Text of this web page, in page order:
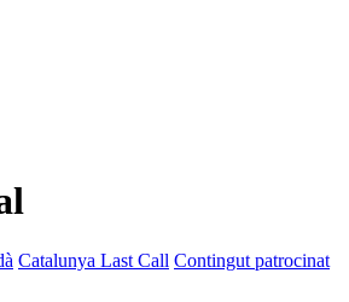
Catalunya Last Call Contingut patrocinat